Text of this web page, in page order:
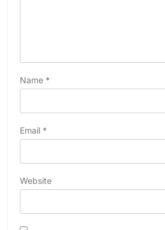
Name *
Email *
Website